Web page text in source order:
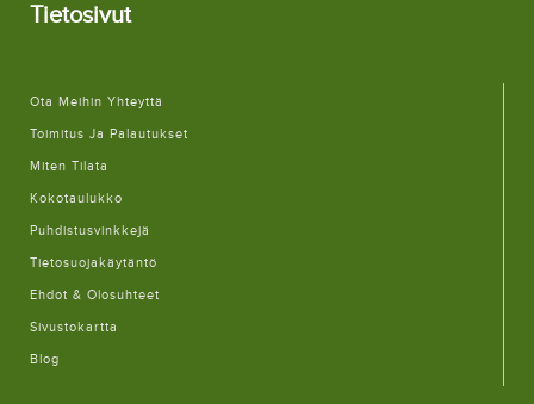
Tietosivut
Ota Meihin Yhteyttä
Toimitus Ja Palautukset
Miten Tilata
Kokotaulukko
Puhdistusvinkkejä
Tietosuojakäytäntö
Ehdot & Olosuhteet
Sivustokartta
Blog